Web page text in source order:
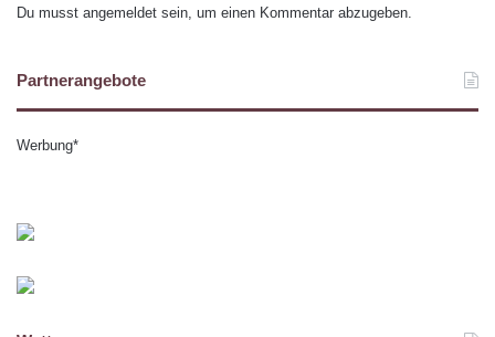
Du musst angemeldet sein, um einen Kommentar abzugeben.
Partnerangebote
Werbung*